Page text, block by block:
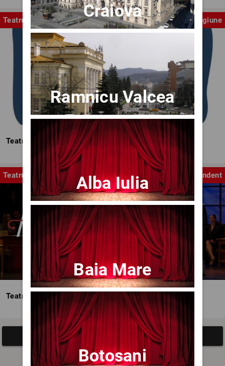
Teatrul Mic Stagiune
Teatrul Mic - Stagiunea 2025-2026
Teatru Independent
Teatrul Avangardia
Afisați mai multe evenimente
Craiova
Ramnicu Valcea
Alba Iulia
Baia Mare
Botosani